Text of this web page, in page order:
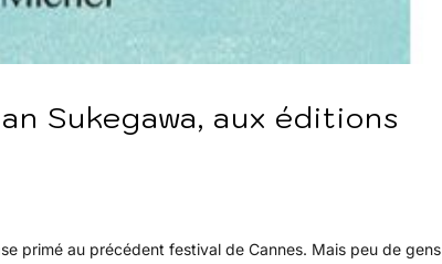
Sukegawa, aux éditions
primé au précédent festival de Cannes. Mais peu de gens